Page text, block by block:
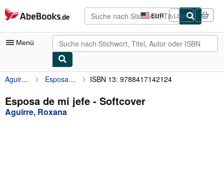
Zum Hauptinhalt
AbeBooks.de EUR
Seite
der
Einkaufseinstellungen.
Login
Menü
Nutzerkonto
Meine Bestellungen
Detailsuche
Aguirre, Roxana Esposa de mi jefe ISBN 13: 9788417142124
Esposa de mi jefe - Softcover
Aguirre, Roxana